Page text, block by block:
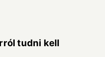
tudni kell